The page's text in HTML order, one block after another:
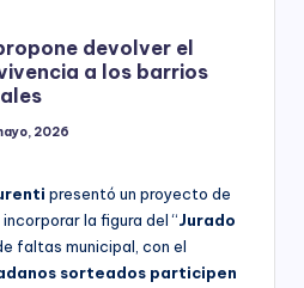
devolver el
a los barrios
2026
presentó un proyecto de
la figura del “Jurado
faltas municipal, con el
sorteados participen